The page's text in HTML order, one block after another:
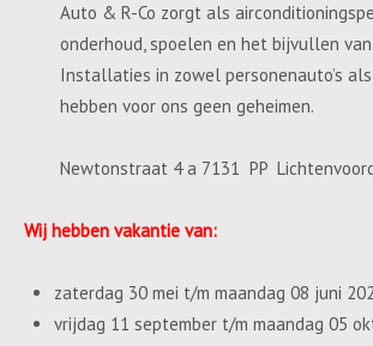
Auto & R-Co zorgt als
onderhoud, spoelen en het bijvullen
Installaties in zowel personenauto’s
hebben voor ons geen geheimen.
Newtonstraat 4 a 7131 PP
Wij hebben vakantie van:
zaterdag 30 mei t/m maandag 08 juni
vrijdag 11 september t/m maandag 05